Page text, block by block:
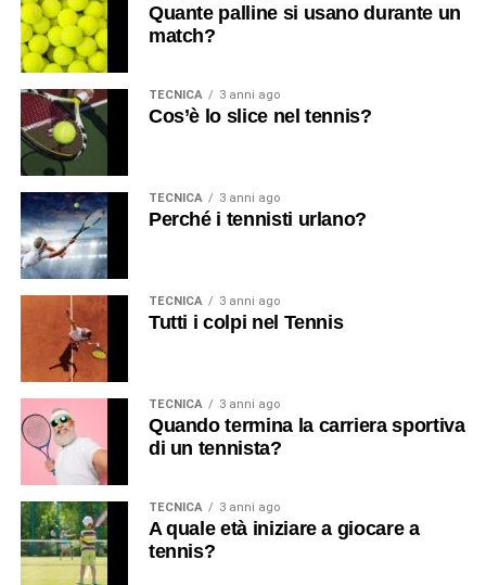
Quante palline si usano durante un
match?
TECNICA 3 anni ago
Cos’è lo slice nel tennis?
TECNICA 3 anni ago
Perché i tennisti urlano?
TECNICA 3 anni ago
Tutti i colpi nel Tennis
TECNICA 3 anni ago
Quando termina la carriera sportiva
di un tennista?
TECNICA 3 anni ago
A quale età iniziare a giocare a
tennis?